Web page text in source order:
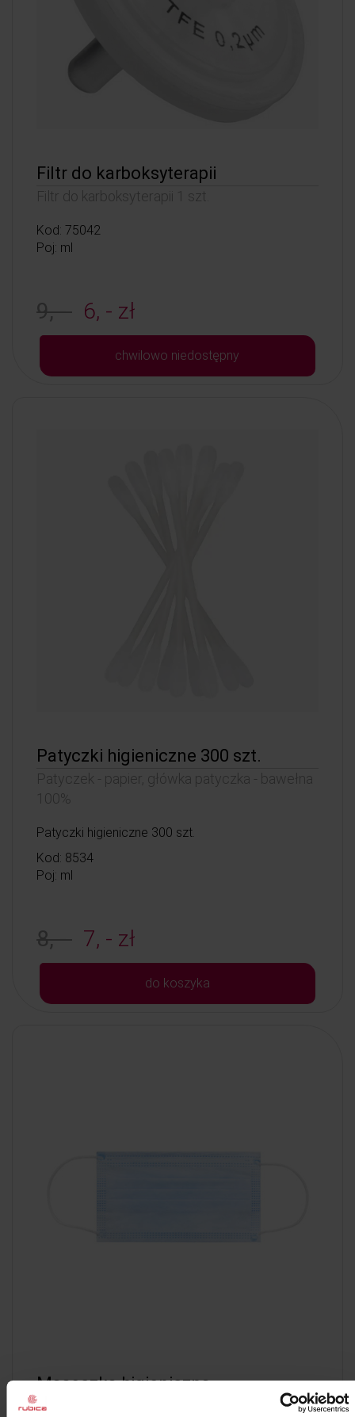
Filtr do karboksyterapii
Filtr do karboksyterapii 1 szt.
Kod: 75042
Poj: ml
9, - 6, - zł
chwilowo niedostępny
Patyczki higieniczne 300 szt.
Patyczek - papier, główka patyczka - bawełna
100%
Patyczki higieniczne 300 szt.
Kod: 8534
Poj: ml
8, - 7, - zł
do koszyka
Maseczka higieniczna
Opakowanie 50 szt.